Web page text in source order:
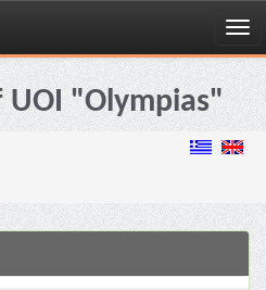
UOI "Olympias"